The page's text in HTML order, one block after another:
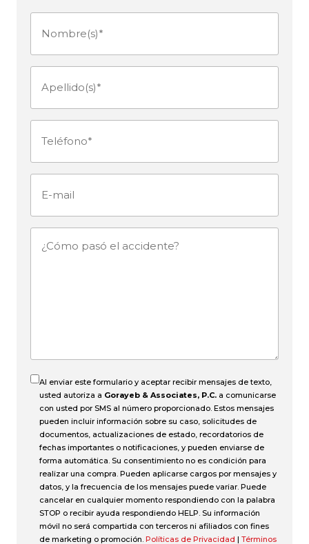
Nombre(s)
Apellido(s)
Teléfono (Obligatorio)
¿Cómo
Al enviar este formulario y aceptar recibir mensajes de texto,
usted autoriza a Gorayeb & Associates, P.C. a comunicarse
con usted por SMS al número proporcionado. Estos mensajes
pueden incluir información sobre su caso, solicitudes de
documentos, actualizaciones de estado, recordatorios de
fechas importantes o notificaciones, y pueden enviarse de
forma automática. Su consentimiento no es condición para
realizar una compra. Pueden aplicarse cargos por mensajes y
datos, y la frecuencia de los mensajes puede variar. Puede
cancelar en cualquier momento respondiendo con la palabra
STOP o recibir ayuda respondiendo HELP. Su información
móvil no será compartida con terceros ni afiliados con fines
de marketing o promoción. Políticas de Privacidad | Términos